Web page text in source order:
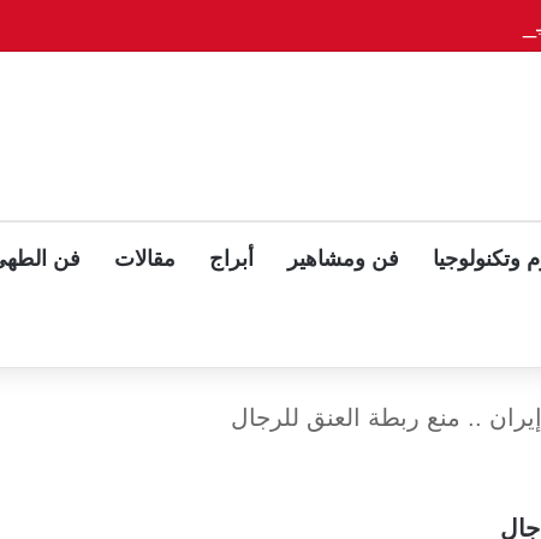
بلقاء ثلاثي مع بوتين وزيلينسكي بعد قمة ألاسكا
وتكنولوجيا فن ومشاهير أبراج مقالات فن
.. منع ربطة العنق للرجال